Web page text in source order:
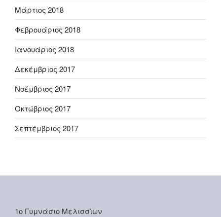
Μάρτιος 2018
Φεβρουάριος 2018
Ιανουάριος 2018
Δεκέμβριος 2017
Νοέμβριος 2017
Οκτώβριος 2017
Σεπτέμβριος 2017
1ο Γυμνάσιο Μελισσίων